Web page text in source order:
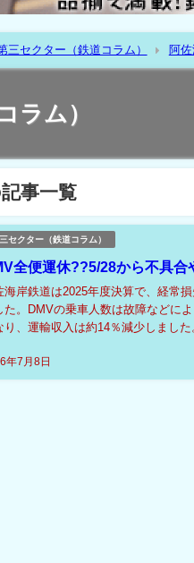
三セクター（鉄道コラム） 阿
ラム）
事一覧
セクター（鉄道コラム）
全便運休??5/28から不具
年7月8日
海岸鉄道は2025年度決算で、経常
た。DMVの乗車人数は故障などに
り、運輸収入は約14％減少しまし